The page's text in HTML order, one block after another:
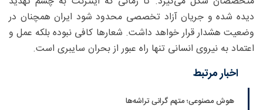
دیده شده و جریان آزاد تخصصی محدود شود ایران همچنان در
وضعیت هشدار قرار خواهد داشت. شعارها کافی نبوده بلکه عمل و
اعتماد به نیروی انسانی تنها راه عبور از بحران سایبری است.
اخبار مرتبط
هوش مصنوعی؛ متهم گرانی تراشه‌ها